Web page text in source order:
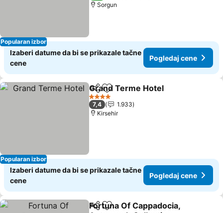
Popularan izbor
Sorgun
Izaberi datume da bi se prikazale tačne
cene
Pogledaj cene
Popularan izbor
Deli Dodati u favorite
Grand Terme Hotel
4 Zvezdice
7,4
1.933
Kirsehir
Izaberi datume da bi se prikazale tačne
cene
Pogledaj cene
Deli Dodati u favorite
Fortuna Of Cappadocia,